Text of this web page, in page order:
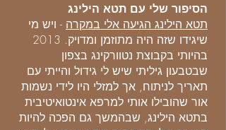
הסיפור שלי עם תטא הילינג
תטא הילינג הגיעה אלי במקרה - ויש מי
שיגידו שזה היה מתוזמן ומדויק. 2013
בהיותי בקבוצת נטוורקינג בצפון
שבטבעון גיליתי שיש לי גידול והייתי עם
תאריך לניתוח, אך למזלי היו לידי נשמות
אור שהובילו אותי למרפא אינטואיטיבית
בתטא הילינג, שבהמשך גם הפכה להיות